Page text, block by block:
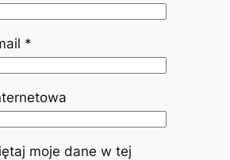
*
moje dane w tej